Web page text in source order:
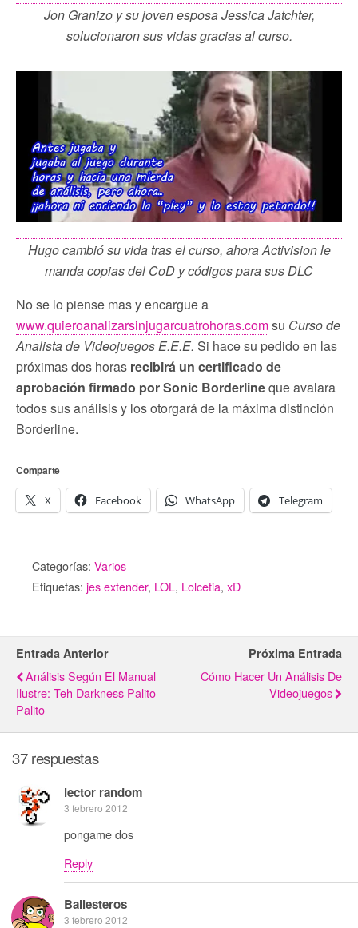
Jon Granizo y su joven esposa Jessica Jatchter,
solucionaron sus vidas gracias al curso.
Hugo cambió su vida tras el curso, ahora Activision le
manda copias del CoD y códigos para sus DLC
No se lo piense mas y encargue a
www.quieroanalizarsinjugarcuatrohoras.comsu Curso de
Analista de Videojuegos E.E.E. Si hace su pedido en las
próximas dos horas recibirá un certificado de
aprobación firmado por Sonic Borderlineque avalara
todos sus análisis y los otorgará de la máxima distinción
Borderline.
Comparte
X Facebook WhatsApp Telegram
Categorías: Varios
Etiquetas: jes extender, LOL, Lolcetia, xD
Entrada Anterior
Análisis Según El Manual
Ilustre: Teh Darkness Palito
Palito
Próxima Entrada
Cómo Hacer Un Análisis De
Videojuegos
37 respuestas
lector random
3 febrero 2012
pongame dos
Reply
Ballesteros
3 febrero 2012